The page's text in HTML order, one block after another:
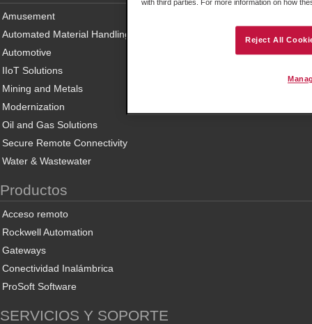
Amusement
Automated Material Handling
Automotive
IIoT Solutions
Mining and Metals
Modernization
Oil and Gas Solutions
Secure Remote Connectivity
Water & Wastewater
Productos
Acceso remoto
Rockwell Automation
Gateways
Conectividad Inalámbrica
ProSoft Software
SERVICIOS Y SOPORTE
with third parties. For more information on how
Reject All